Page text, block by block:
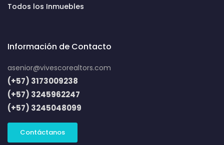
Todos los Inmuebles
Información de Contacto
asenior@vivescorealtors.com
(+57) 3173009238
(+57) 3245962247
(+57) 3245048099
Contáctanos